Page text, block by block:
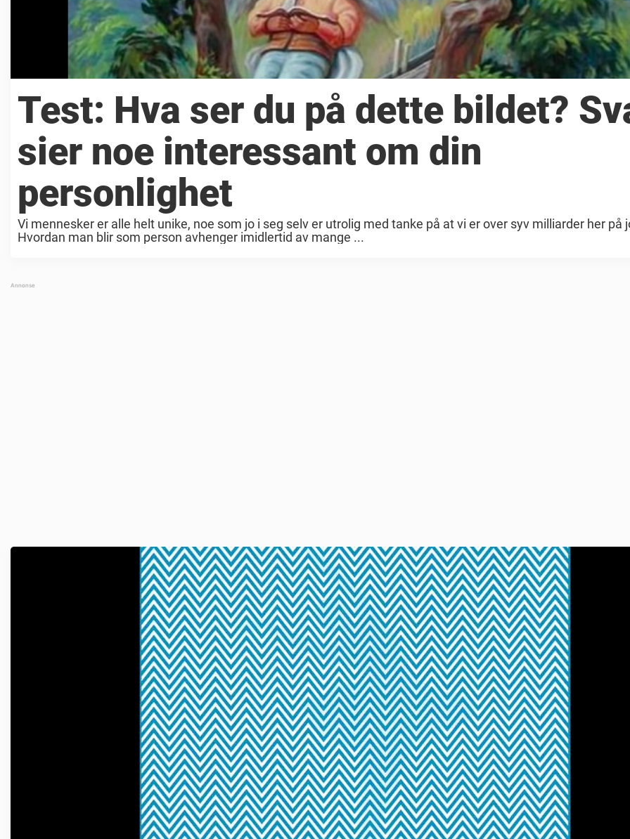
Test: Hva ser du på dette bildet?
sier noe interessant om din
personlighet
Vi mennesker er alle helt unike, noe som jo i seg selv er utrolig med tanke på at vi er over syv milliarder her på
Hvordan man blir som person avhenger imidlertid av mange ...